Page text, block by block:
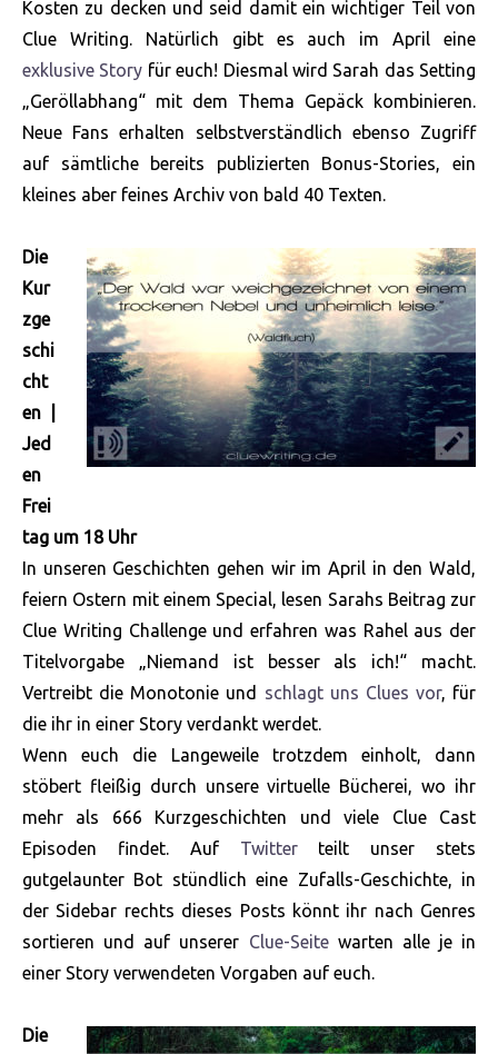
Kosten zu decken und seid damit ein wichtiger Teil von
Clue Writing. Natürlich gibt es auch im April eine
exklusive Story für euch! Diesmal wird Sarah das Setting
„Geröllabhang“ mit dem Thema Gepäck kombinieren.
Neue Fans erhalten selbstverständlich ebenso Zugriff
auf sämtliche bereits publizierten Bonus-Stories, ein
kleines aber feines Archiv von bald 40 Texten.
Die
Kur
zge
schi
cht
en |
Jed
en
Frei
tag um 18 Uhr
In unseren Geschichten gehen wir im April in den Wald,
feiern Ostern mit einem Special, lesen Sarahs Beitrag zur
Clue Writing Challenge und erfahren was Rahel aus der
Titelvorgabe „Niemand ist besser als ich!“ macht.
Vertreibt die Monotonie und schlagt uns Clues vor, für
die ihr in einer Story verdankt werdet.
Wenn euch die Langeweile trotzdem einholt, dann
stöbert fleißig durch unsere virtuelle Bücherei, wo ihr
mehr als 666 Kurzgeschichten und viele Clue Cast
Episoden findet. Auf Twitterteilt unser stets
gutgelaunter Bot stündlich eine Zufalls-Geschichte, in
der Sidebar rechts dieses Posts könnt ihr nach Genres
sortieren und auf unserer Clue-Seitewarten alle je in
einer Story verwendeten Vorgaben auf euch.
Die